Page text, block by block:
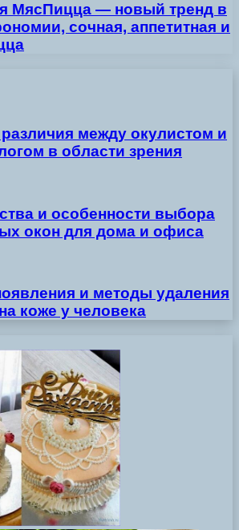
МясПицца — новый тренд в
сочная, аппетитная и
между окулистом и
в области зрения
и особенности выбора
окон для дома и офиса
и методы удаления
коже у человека